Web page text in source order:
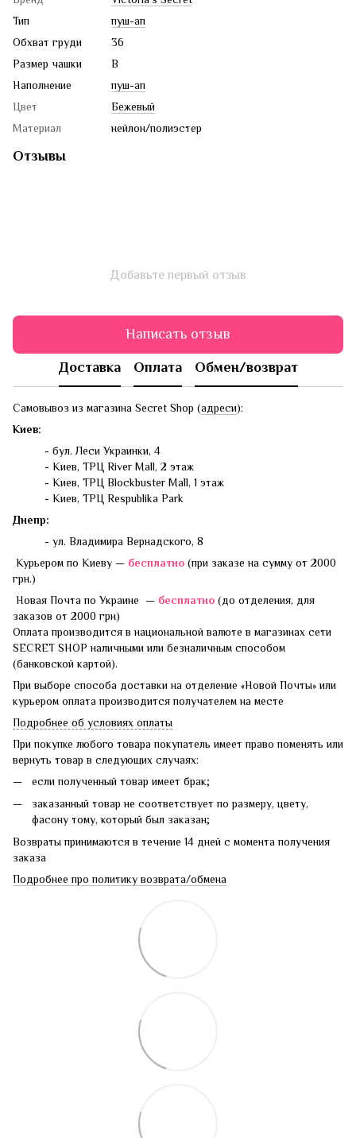
Тип
пуш-ап
Обхват груди
36
Размер чашки
B
Наполнение
пуш-ап
Цвет
Бежевый
Материал
нейлон/полиэстер
Отзывы
Добавьте первый отзыв
Написать отзыв
Доставка Оплата Обмен/возврат
Самовывоз из магазина Secret Shop (адреси):
Киев:
- бул. Леси Украинки, 4
- Киев, ТРЦ River Mall, 2 этаж
- Киев, ТРЦ Blockbuster Mall, 1 этаж
- Киев, ТРЦ Respublika Park
Днепр:
- ул. Владимира Вернадского, 8
Курьером по Киеву — бесплатно (при заказе на сумму от 2000
грн.)
Новая Почта по Украине — бесплатно (до отделения, для
заказов от 2000 грн)
Оплата производится в национальной валюте в магазинах сети
SECRET SHOP наличными или безналичным способом
(банковской картой).
При выборе способа доставки на отделение «Новой Почты» или
курьером оплата производится получателем на месте
Подробнее об условиях оплаты
При покупке любого товара покупатель имеет право поменять или
вернуть товар в следующих случаях:
если полученный товар имеет брак;
заказанный товар не соответствует по размеру, цвету,
фасону тому, который был заказан;
Возвраты принимаются в течение 14 дней с момента получения
заказа
Подробнее про политику возврата/обмена